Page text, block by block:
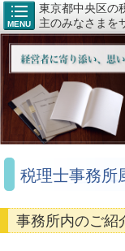
MENU
東京都中央区の
主のみなさまを
税理士事務所
事務所内のご紹